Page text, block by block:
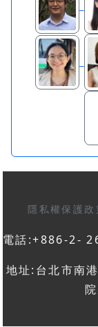
隱私權保護政
電話:+886-2-
地址:台北市南